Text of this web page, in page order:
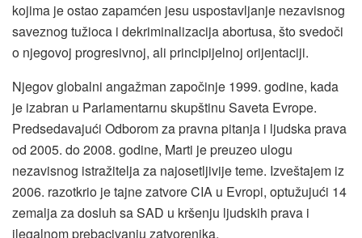
kojima je ostao zapamćen jesu uspostavljanje nezavisnog
saveznog tužioca i dekriminalizacija abortusa, što svedoči
o njegovoj progresivnoj, ali principijelnoj orijentaciji.
Njegov globalni angažman započinje 1999. godine, kada
je izabran u Parlamentarnu skupštinu Saveta Evrope.
Predsedavajući Odborom za pravna pitanja i ljudska prava
od 2005. do 2008. godine, Marti je preuzeo ulogu
nezavisnog istražitelja za najosetljivije teme. Izveštajem iz
2006. razotkrio je tajne zatvore CIA u Evropi, optužujući 14
zemalja za dosluh sa SAD u kršenju ljudskih prava i
ilegalnom prebacivanju zatvorenika.